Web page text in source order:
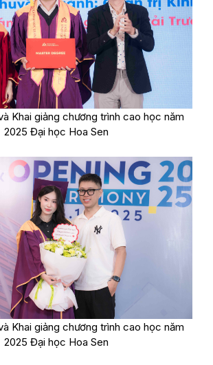
Khai giảng chương trình cao học năm
2025 Đại học Hoa Sen
Khai giảng chương trình cao học năm
2025 Đại học Hoa Sen